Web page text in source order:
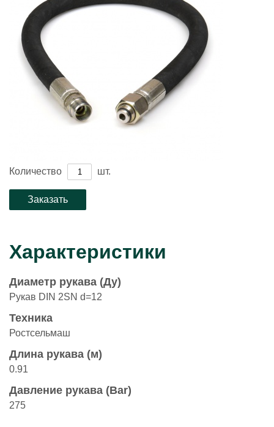
Количество шт.
Характеристики
Диаметр рукава (Ду)
Рукав DIN 2SN d=12
Техника
Ростсельмаш
Длина рукава (м)
0.91
Давление рукава (Bar)
275